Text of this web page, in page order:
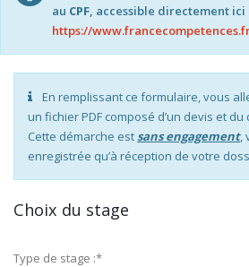
au CPF, accessible directement ici
https://
En remplissant ce formulaire, vous
un fichier PDF composé d’un devis et du
Cette démarche estsans engagement,
enregistrée qu’à réception de votre
Choix du stage
Type de stage :*